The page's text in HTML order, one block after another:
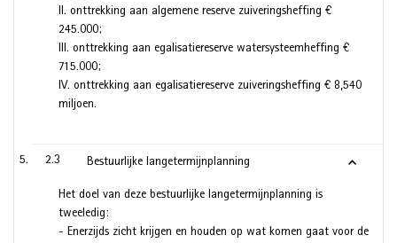
II. onttrekking aan algemene reserve zuiveringsheffing €
245.000;
III. onttrekking aan egalisatiereserve watersysteemheffing €
715.000;
IV. onttrekking aan egalisatiereserve zuiveringsheffing € 8,540
miljoen.
2.3 Bestuurlijke langetermijnplanning
Het doel van deze bestuurlijke langetermijnplanning is
tweeledig:
- Enerzijds zicht krijgen en houden op wat komen gaat voor de